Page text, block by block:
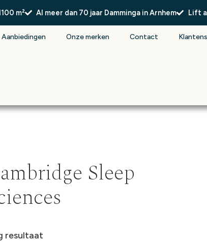
m² Al meer dan 70 jaar Damminga in Arnhem Lift
Aanbiedingen Onze merken Contact
Sleep
resultaat